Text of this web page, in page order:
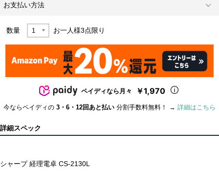
お支払い方法
数量 お一人様3点限り
ペイディなら月々 ￥1,970
今ならペイディの 3・6・12回あと払い 分割手数料無料！ → 詳細はこちら
詳細スペック
シャープ 経理電卓 CS-2130L